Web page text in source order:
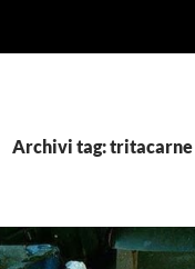
Archivi tag: tritacarne